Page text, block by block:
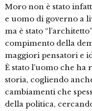
Moro non è stato
e uomo di governo a
ma è stato
compimento della
maggiori pensatori e
È stato l’uomo che
storia, cogliendo
cambiamenti che
della politica,